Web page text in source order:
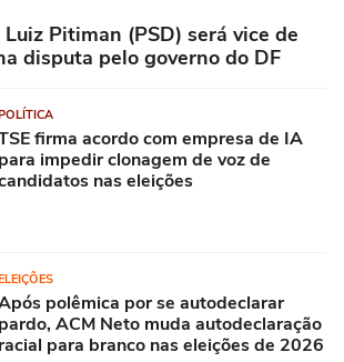
Pitiman (PSD) será vice de
disputa pelo governo do DF
firma acordo com empresa de IA
para impedir clonagem de voz de
nas eleições
polêmica por se autodeclarar
pardo, ACM Neto muda autodeclaração
racial para branco nas eleições de 2026